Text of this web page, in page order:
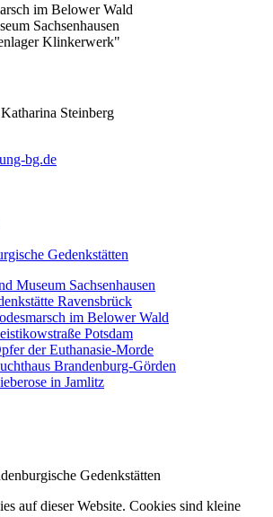
im Belower Wald
Sachsenhausen
Klinkerwerk"
Steinberg
bg.de
Museum Sachsenhausen
Ravensbrück
im Belower Wald
Potsdam
der Euthanasie-Morde
Brandenburg-Görden
in Jamlitz
Gedenkstätten
auf dieser Website. Cookies sind kleine